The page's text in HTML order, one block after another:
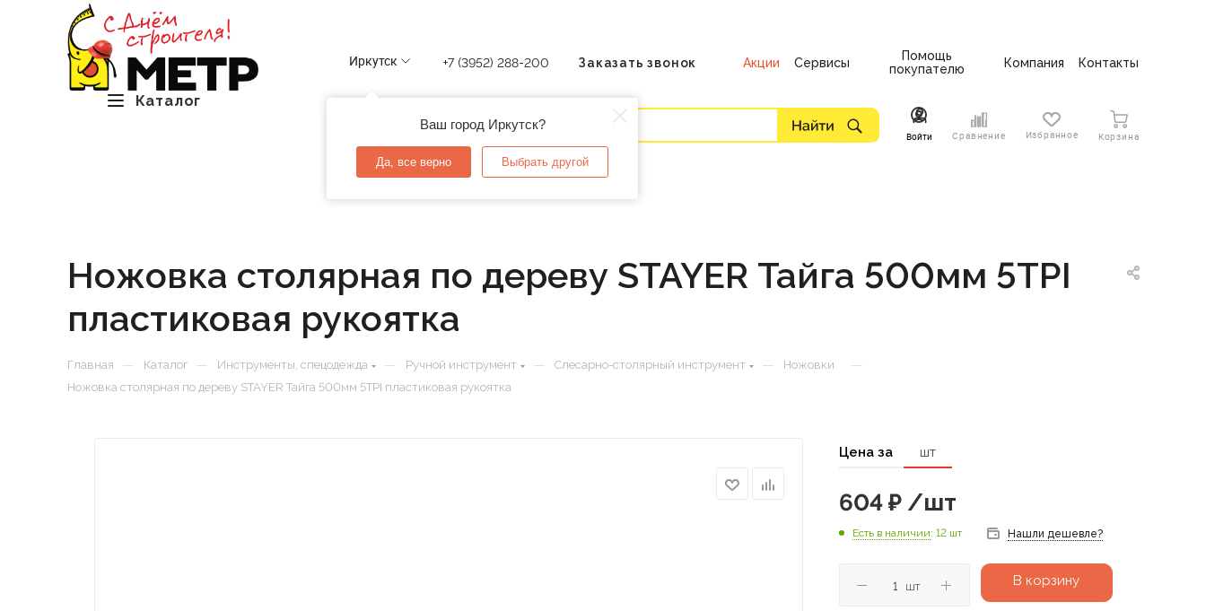
Каталог
Иркутск
Ваш город Иркутск?
Да, все верно Выбрать другой
+7 (3952) 288-200 Заказать звонок Акции Сервисы
Помощь
покупателю
Компания Контакты
Войти Сравнение Избранное Корзина
Ножовка столярная по дереву STAYER Тайга 500мм 5TPI
пластиковая рукоятка
Главная — Каталог — Инструменты, спецодежда — Ручной инструмент — Слесарно-столярный инструмент — Ножовки —
Ножовка столярная по дереву STAYER Тайга 500мм 5TPI пластиковая рукоятка
Цена за шт
604₽/шт
Есть в наличии: 12 шт Нашли дешевле?
шт В корзину